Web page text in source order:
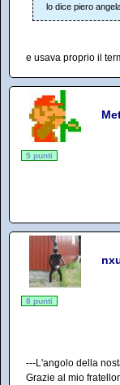
lo dice piero
e usava proprio il
5 punti
8 punti
---L'angolo della
Grazie al mio